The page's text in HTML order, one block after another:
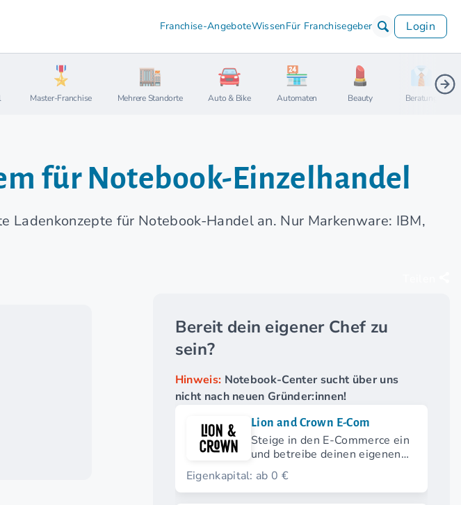
Franchise-AngeboteWissenFür Franchisegeber Login
Master-Franchise Mehrere Standorte Auto & Bike Automaten Beauty Beratung
für Notebook-Einzelhandel
Ladenkonzepte für Notebook-Handel an. Nur Markenware: IBM,
Bereit dein eigener Chef zu
sein?
Hinweis: Notebook-Center sucht über uns
nicht nach neuen Gründer:innen!
Lion and Crown E-Com
Steige in den E-Commerce ein
und betreibe deinen eigenen
Onlineshop.
Eigenkapital: ab 0 €